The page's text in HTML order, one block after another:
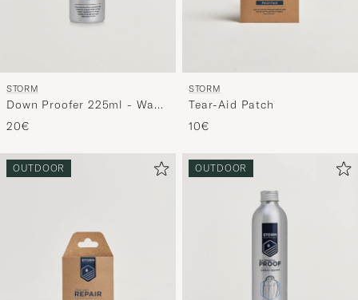
STORM
Down Proofer 225ml - Wash
In
20€
STORM
Tear-Aid Patch
10€
OUTDOOR OUTDOOR